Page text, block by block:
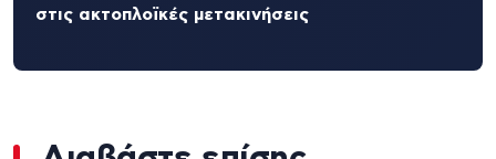
στις ακτοπλοϊκές μετακινήσεις